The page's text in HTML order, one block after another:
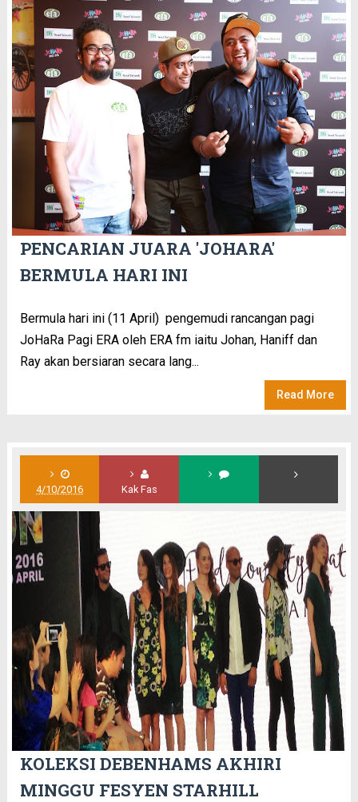
PENCARIAN JUARA 'JOHARA'
BERMULA HARI INI
Bermula hari ini (11 April) pengemudi rancangan pagi
JoHaRa Pagi ERA oleh ERA fm iaitu Johan, Haniff dan
Ray akan bersiaran secara lang...
Read More
4/10/2016 Kak Fas
KOLEKSI DEBENHAMS AKHIRI
MINGGU FESYEN STARHILL